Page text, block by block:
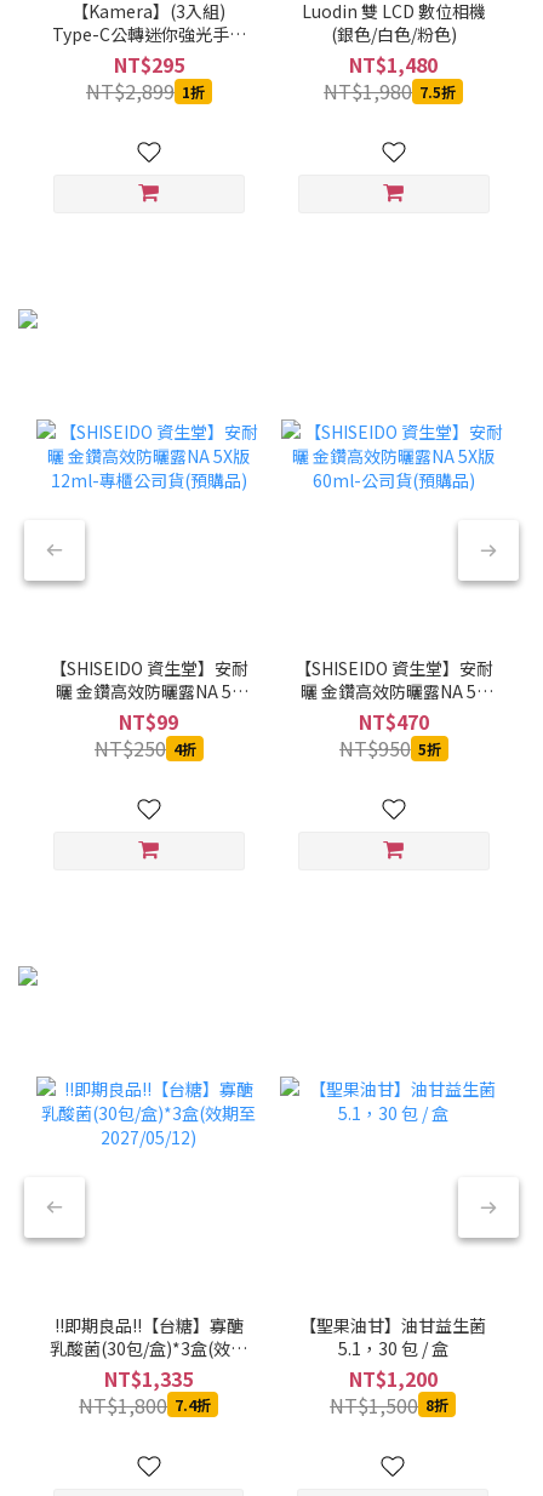
【Kamera】(3入組)
Type-C公轉迷你強光手電
筒-黑-CBPKAMFLAAL002
NT$295
NT$2,899 1折
Luodin 雙 LCD 數位相機
(銀色/白色/粉色)
NT$1,480
NT$1,980 7.5折
【SHISEIDO 資生堂】安耐
曬 金鑽高效防曬露NA 5X
版 12ml-專櫃公司貨(預購
品)
NT$99
NT$250 4折
【SHISEIDO 資生堂】安耐
曬 金鑽高效防曬露NA 5X
版 60ml-公司貨(預購品)
NT$470
NT$950 5折
!!即期良品!!【台糖】寡醣
乳酸菌(30包/盒)*3盒(效期
至2027/05/12)
NT$1,335
NT$1,800 7.4折
【聖果油甘】油甘益生菌
5.1，30 包 / 盒
NT$1,200
NT$1,500 8折